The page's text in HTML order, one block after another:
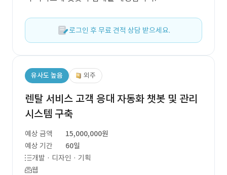
로그인 후 무료 견적 상담 받으세요.
유사도 높음 외주
렌탈 서비스 고객 응대 자동화 챗봇 및 관리
시스템 구축
예상 금액
15,000,000원
예상 기간
60일
개발 · 디자인 · 기획
웹